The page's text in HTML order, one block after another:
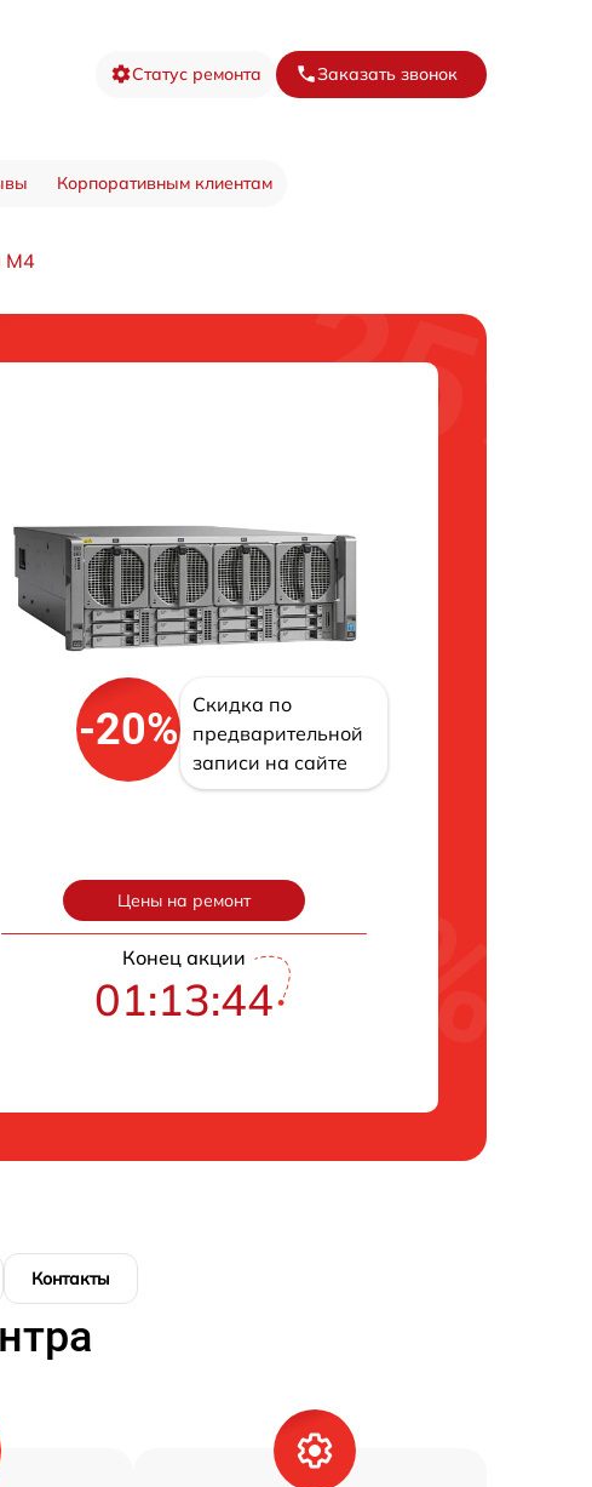
Статус ремонта Заказать звонок
Корпоративным клиентам
M4
-20%
Скидка по
предварительной
записи на сайте
Цены на ремонт
Конец акции
01:13:43
Контакты